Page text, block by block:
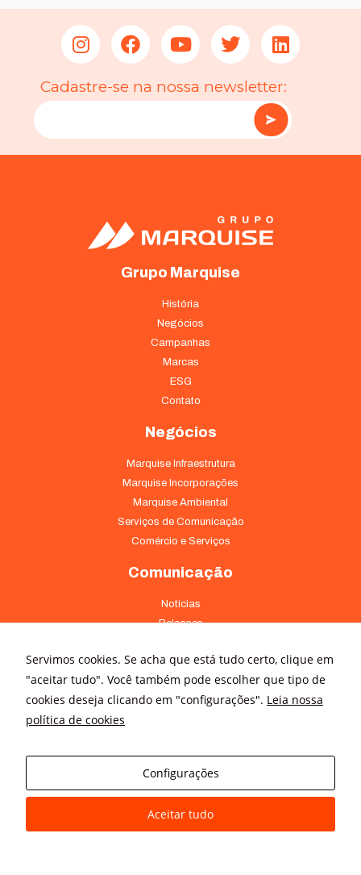
Cadastre-se na nossa newsletter:
Grupo Marquise
História
Negócios
Campanhas
Marcas
ESG
Contato
Negócios
Marquise Infraestrutura
Marquise Incorporações
Marquise Ambiental
Serviços de Comunicação
Comércio e Serviços
Comunicação
Notícias
Releases
Fale Conosco
Onde Estamos
Av. Pontes Vieira, 1838 - Dionísio Torres Fortaleza - CE 60135-238
Av Brigadeiro Faria Lima, 3015 – conj. 41 - Jardim Paulistano São
Paulo - SP 01452-000 - (11) 3166-5500
Servimos cookies. Se acha que está tudo certo, clique em
"aceitar tudo". Você também pode escolher que tipo de
cookies deseja clicando em "configurações". Leia nossa
política de cookies
Configurações
Aceitar tudo